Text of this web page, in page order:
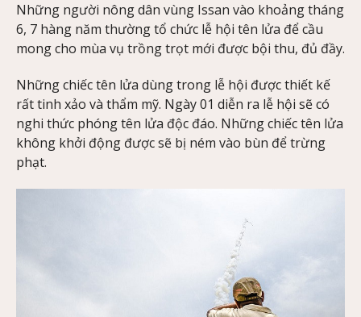
Những người nông dân vùng Issan vào khoảng tháng
6, 7 hàng năm thường tổ chức lễ hội tên lửa để cầu
mong cho mùa vụ trồng trọt mới được bội thu, đủ đầy.
Những chiếc tên lửa dùng trong lễ hội được thiết kế
rất tinh xảo và thẩm mỹ. Ngày 01 diễn ra lễ hội sẽ có
nghi thức phóng tên lửa độc đáo. Những chiếc tên lửa
không khởi động được sẽ bị ném vào bùn để trừng
phạt.